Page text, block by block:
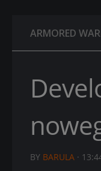
ARMORED
BY BARULA ·